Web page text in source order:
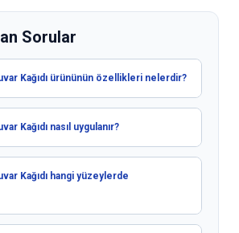
Sorular
Kağıdı ürününün özellikleri nelerdir?
Kağıdı nasıl uygulanır?
Kağıdı hangi yüzeylerde